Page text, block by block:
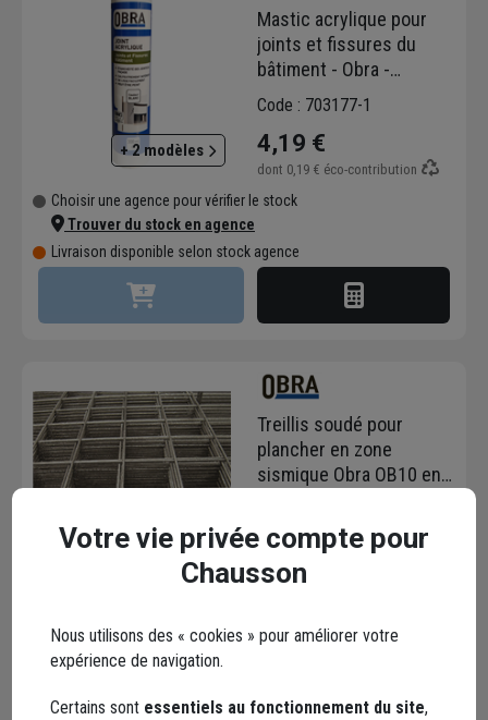
+ 2 modèles
Mastic acrylique pour
joints et fissures du
bâtiment - Obra -
Cartouche de 300 MLT
Code : 703177-1
4,19 €
dont 0,19 € éco-contribution
Choisir une agence pour vérifier le stock
Trouver du stock en agence
Livraison disponible selon stock agence
Treillis soudé pour
plancher en zone
sismique Obra OB10 en
M - 20 x 20 cm - fil de 5
MM
4,98 €/ m²
soit38,60 €
Choisir une agence pour vérifier le stock
Trouver du stock en agence
Votre vie privée compte pour
Chausson
Nous utilisons des « cookies » pour améliorer votre
expérience de navigation.
Certains sont essentiels au fonctionnement du site,